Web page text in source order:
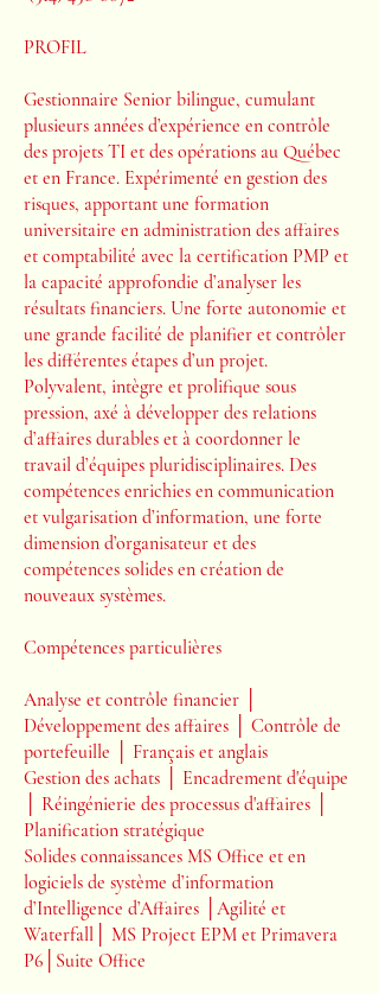
PROFIL
Gestionnaire Senior bilingue, cumulant
plusieurs années d’expérience en contrôle
des projets TI et des opérations au Québec
et en France. Expérimenté en gestion des
risques, apportant une formation
universitaire en administration des affaires
et comptabilité avec la certification PMP et
la capacité approfondie d’analyser les
résultats financiers. Une forte autonomie et
une grande facilité de planifier et contrôler
les différentes étapes d’un projet.
Polyvalent, intègre et prolifique sous
pression, axé à développer des relations
d’affaires durables et à coordonner le
travail d’équipes pluridisciplinaires. Des
compétences enrichies en communication
et vulgarisation d’information, une forte
dimension d’organisateur et des
compétences solides en création de
nouveaux systèmes.
Compétences particulières
Analyse et contrôle financier │
Développement des affaires │ Contrôle de
portefeuille │ Français et anglais
Gestion des achats │ Encadrement d'équipe
│ Réingénierie des processus d'affaires │
Planification stratégique
Solides connaissances MS Office et en
logiciels de système d’information
d’Intelligence d’Affaires │Agilité et
Waterfall│ MS Project EPM et Primavera
P6│Suite Office